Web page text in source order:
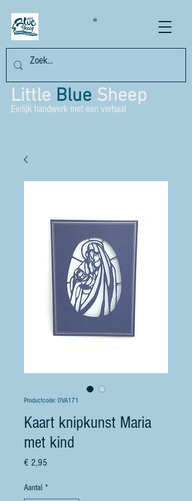
Little Blue Sheep
Eerlijk handwerk met een verhaal
Productcode: OVA171
Kaart knipkunst Maria
met kind
€ 2,95
Aantal *